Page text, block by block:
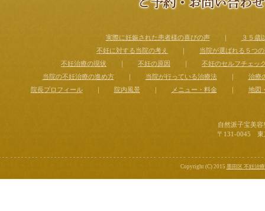
実際に妊娠された患者様の喜びの声 ｜
３５歳
不妊に対する当院の考え
｜
当院が選ばれる５つ
不妊治療の現状
｜ 不妊の原因 ｜
不妊のセルフチェッ
当院の不妊治療の進め方
｜ 当院が行っている治療法 ｜
治療
院長プロフィール
｜ 院内風景 ｜ メニュー・料金 ｜ 地図
自然派子宝美
〒131-0045 東
Copyright (C) 2015 墨田区 不妊治